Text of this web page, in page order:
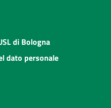
di Bologna
dato personale